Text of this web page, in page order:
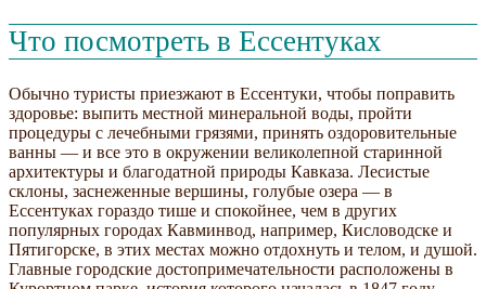
Что посмотреть в Ессентуках
Обычно туристы приезжают в Ессентуки, чтобы поправить
здоровье: выпить местной минеральной воды, пройти
процедуры с лечебными грязями, принять оздоровительные
ванны — и все это в окружении великолепной старинной
архитектуры и благодатной природы Кавказа. Лесистые
склоны, заснеженные вершины, голубые озера — в
Ессентуках гораздо тише и спокойнее, чем в других
популярных городах Кавминвод, например, Кисловодске и
Пятигорске, в этих местах можно отдохнуть и телом, и душой.
Главные городские достопримечательности расположены в